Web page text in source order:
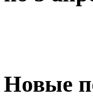
Новые